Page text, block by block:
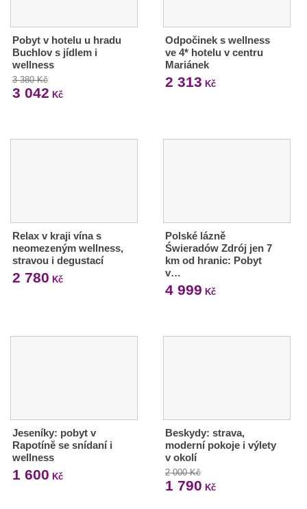
Pobyt v hotelu u hradu
Buchlov s jídlem i
wellness
3 380 Kč
3 042 Kč
Odpočinek s wellness
ve 4* hotelu v centru
Mariánek
2 313 Kč
Relax v kraji vína s
neomezeným wellness,
stravou i degustací
2 780 Kč
Polské lázně
Świeradów Zdrój jen 7
km od hranic: Pobyt
v…
4 999 Kč
Jeseníky: pobyt v
Rapotíně se snídaní i
wellness
1 600 Kč
Beskydy: strava,
moderní pokoje i výlety
v okolí
2 000 Kč
1 790 Kč